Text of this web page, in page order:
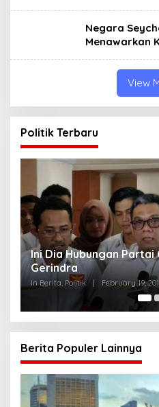
Negara
Menawarkan
View
Politik Terbaru
Ini Dia Hubungan
Gerindra
In Berita, Politik February 19,
Berita Populer Lainnya